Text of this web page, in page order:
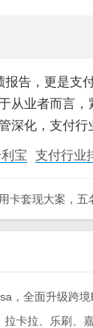
报告，更是支
从业者而言
深化，支付
宝 支付行业
卡套现大案，五
，全面升级跨
卡拉、乐刷、